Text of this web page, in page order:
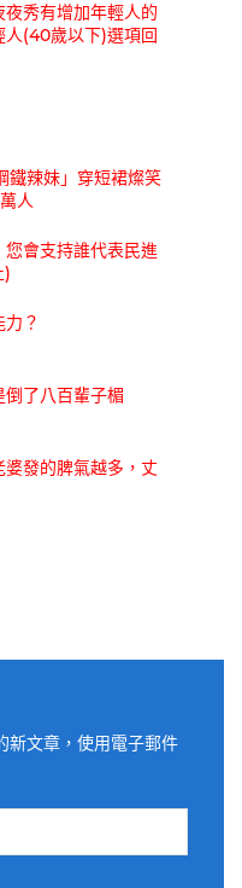
秀有增加年輕人的
人(40歲以下)選項回
鐵辣妹」穿短裙燦笑
人
會支持誰代表民進
)
？
了八百輩子楣
發的脾氣越多，丈
新文章，使用電子郵件